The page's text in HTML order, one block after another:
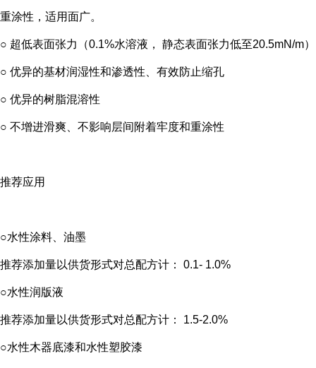
重涂性，适用面广。
○ 超低表面张力（0.1%水溶液， 静态表面张力低至20.5mN/m）
○ 优异的基材润湿性和渗透性、有效防止缩孔
○ 优异的树脂混溶性
○ 不增进滑爽、不影响层间附着牢度和重涂性
推荐应用
○水性涂料、油墨
推荐添加量以供货形式对总配方计： 0.1- 1.0%
○水性润版液
推荐添加量以供货形式对总配方计： 1.5-2.0%
○水性木器底漆和水性塑胶漆